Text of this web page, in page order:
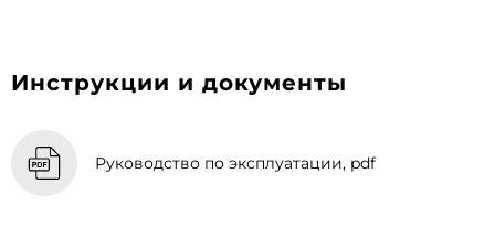
Инструкции и документы
Руководство по эксплуатации, pdf